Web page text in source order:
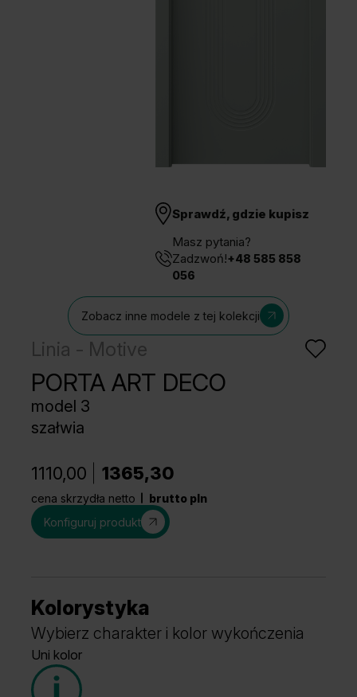
Sprawdź, gdzie kupisz
Masz pytania?
Zadzwoń!+48 585 858
056
Zobacz inne modele z tej kolekcji
Linia - Motive
PORTA ART DECO
model 3
szałwia
1110,00 1365,30
cena skrzydła netto
brutto pln
Konfiguruj produkt
Kolorystyka
Wybierz charakter i kolor wykończenia
Uni kolor